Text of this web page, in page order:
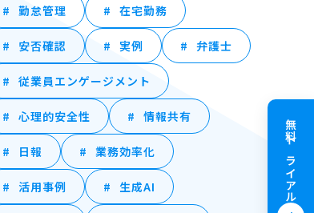
無料トライアル
勤怠管理 在宅勤務
安否確認 実例 弁護士
従業員エンゲージメント
心理的安全性 情報共有
日報 業務効率化
活用事例 生成AI